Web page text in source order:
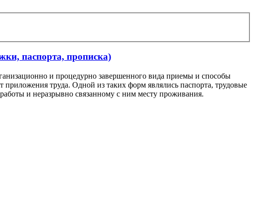
паспорта, прописка)
и процедурно завершенного вида приемы и способы
приложения труда. Одной из таких форм являлись паспорта, трудовые
и неразрывно связанному с ним месту проживания.